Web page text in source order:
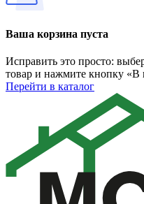
Ваша корзина пуста
Исправить это просто:
товар и нажмите кнопку «В
Перейти в каталог